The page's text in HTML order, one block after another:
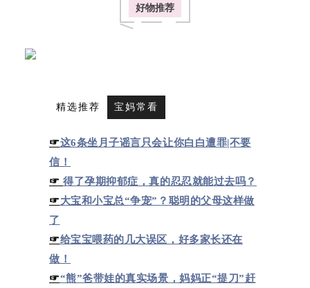
好物推荐
精选推荐 宝妈常看
☞这6条坐月子谣言只会让你白白遭罪|不要
信！
☞得了孕期抑郁症，真的忍忍就能过去吗？
☞大宝和小宝总“争宠”？聪明的父母这样做
了
☞给宝宝喂药的几大误区，好多家长还在
做！
☞“熊”爸带娃的真实场景，妈妈正“提刀”赶